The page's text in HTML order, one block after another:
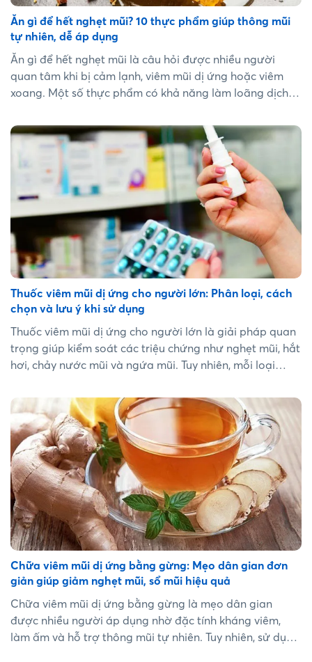
Ăn gì để hết nghẹt mũi? 10 thực phẩm giúp thông mũi
tự nhiên, dễ áp dụng
Ăn gì để hết nghẹt mũi là câu hỏi được nhiều người
quan tâm khi bị cảm lạnh, viêm mũi dị ứng hoặc viêm
xoang. Một số thực phẩm có khả năng làm loãng dịch
chọn đúng thực phẩm không chỉ giúp giảm […]...
Thuốc viêm mũi dị ứng cho người lớn: Phân loại, cách
chọn và lưu ý khi sử dụng
Thuốc viêm mũi dị ứng cho người lớn là giải pháp quan
trọng giúp kiểm soát các triệu chứng như nghẹt mũi, hắt
hơi, chảy nước mũi và ngứa mũi. Tuy nhiên, mỗi loại
nào cũng phù hợp với mọi trường hợp. Bài viết dưới
đây sẽ giúp bạn hiểu rõ các nhóm thuốc thường dùng,
cách lựa chọn và những lưu ý quan trọng khi sử dụng....
Chữa viêm mũi dị ứng bằng gừng: Mẹo dân gian đơn
giản giúp giảm nghẹt mũi, sổ mũi hiệu quả
Chữa viêm mũi dị ứng bằng gừng là mẹo dân gian
được nhiều người áp dụng nhờ đặc tính kháng viêm,
làm ấm và hỗ trợ thông mũi tự nhiên. Tuy nhiên, sử dụng